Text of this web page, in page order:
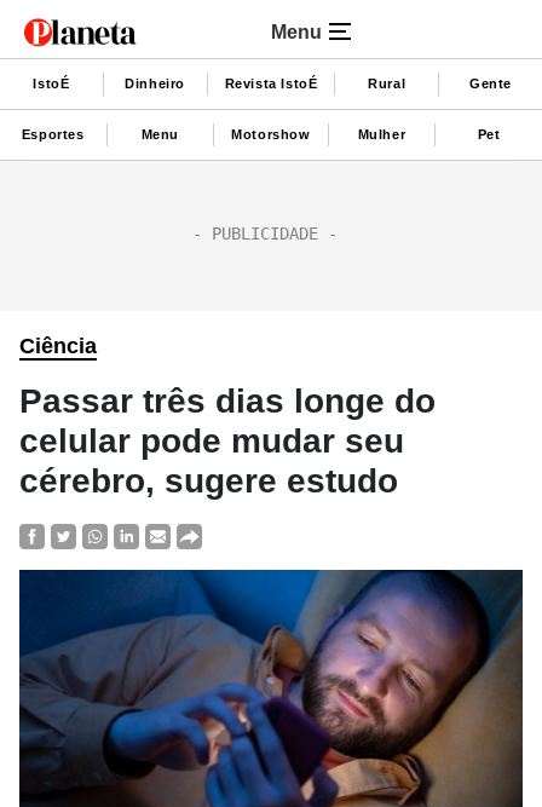
Menu
IstoÉ Dinheiro Revista IstoÉ Rural Gente
Esportes Menu Motorshow Mulher Pet
Ciência
Passar três dias longe do
celular pode mudar seu
cérebro, sugere estudo